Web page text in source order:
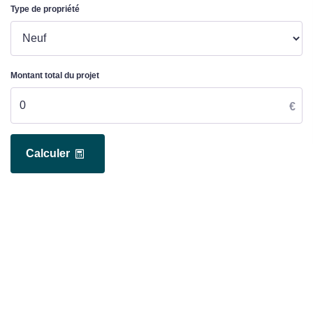
Type de propriété
Montant total du projet
€
Calculer